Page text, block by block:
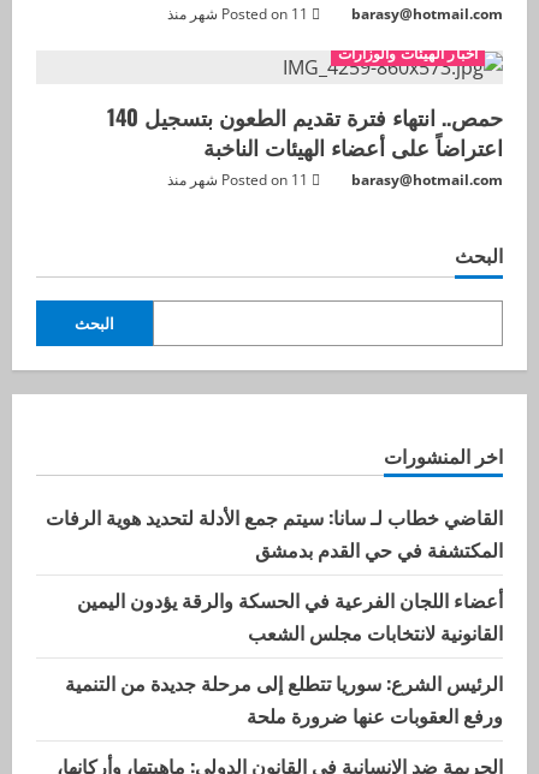
barasy@hotmail.com
اخبار الهيئات والوزارات
حمص.. انتهاء فترة تقديم الطعون بتسجيل 140
اعتراضاً على أعضاء الهيئات الناخبة
barasy@hotmail.com
البحث
البحث
اخر المنشورات
القاضي خطاب لـ سانا: سيتم جمع الأدلة لتحديد هوية الرفات
المكتشفة في حي القدم بدمشق
أعضاء اللجان الفرعية في الحسكة والرقة يؤدون اليمين
القانونية لانتخابات مجلس الشعب
الرئيس الشرع: سوريا تتطلع إلى مرحلة جديدة من التنمية
ورفع العقوبات عنها ضرورة ملحة
الجريمة ضد الإنسانية في القانون الدولي: ماهيتها، وأركانها،